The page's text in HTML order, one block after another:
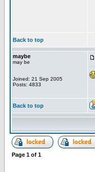
Back to top
maybe
may be
Joined: 21 Sep 2005
Posts: 4833
Back to top
Page 1 of 1